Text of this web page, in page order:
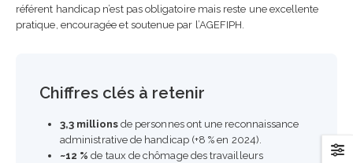
référent handicap n’est pas obligatoire mais reste une excellente
pratique, encouragée et soutenue par l’AGEFIPH.
Chiffres clés à retenir
3,3 millionsde personnes ont une reconnaissance
administrative de handicap (+8 % en 2024).
~12 % de taux de chômage des travailleurs